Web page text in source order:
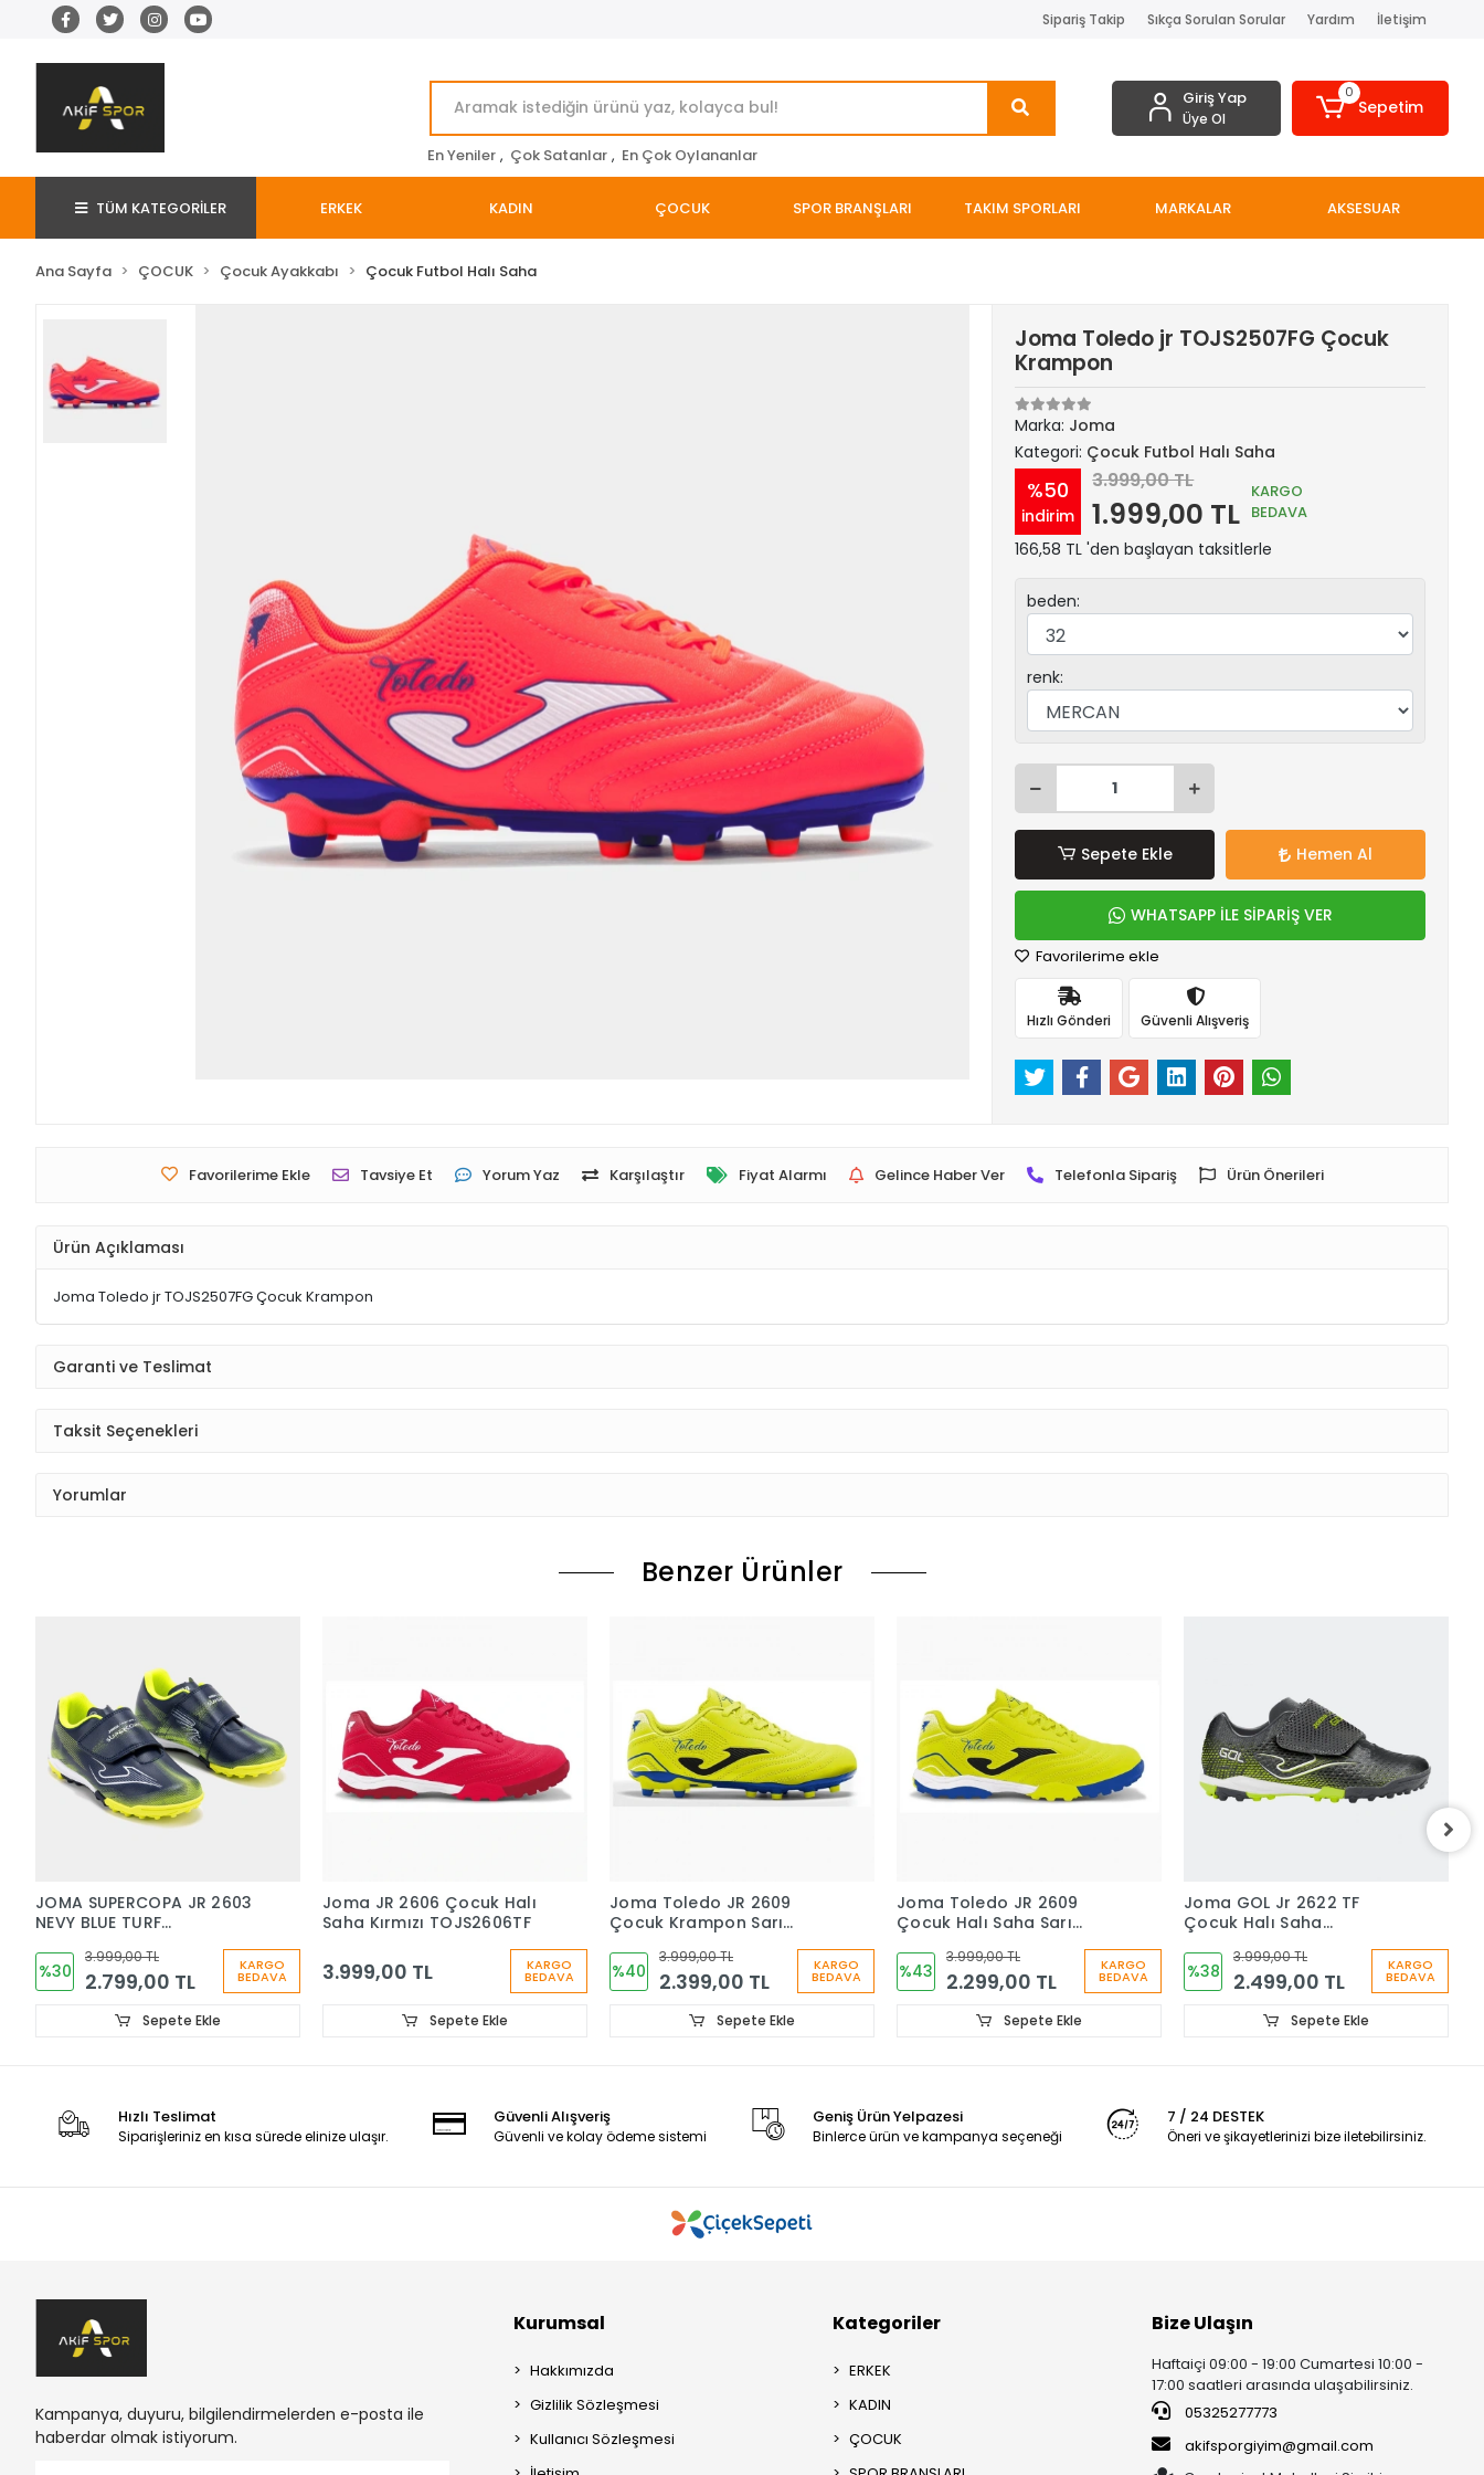
Sipariş Takip Sıkça Sorulan Sorular Yardım İletişim
En Yeniler , Çok Satanlar , En Çok Oylananlar
Giriş Yap
Üye Ol
0
Sepetim
TÜM KATEGORİLER ERKEK KADIN ÇOCUK SPOR BRANŞLARI TAKIM SPORLARI MARKALAR AKSESUAR
Ana Sayfa ÇOCUK Çocuk Ayakkabı Çocuk Futbol Halı Saha
Joma Toledo jr TOJS2507FG Çocuk
Krampon
Marka: Joma
Kategori: Çocuk Futbol Halı Saha
%50
indirim
3.999,00 TL
1.999,00 TL
KARGO
BEDAVA
166,58 TL 'den başlayan taksitlerle
beden:
renk:
Sepete Ekle Hemen Al
WHATSAPP İLE SİPARİŞ VER
Favorilerime ekle
Hızlı Gönderi Güvenli Alışveriş
Favorilerime Ekle Tavsiye Et Yorum Yaz Karşılaştır Fiyat Alarmı Gelince Haber Ver Telefonla Sipariş Ürün Önerileri
Ürün Açıklaması
Joma Toledo jr TOJS2507FG Çocuk Krampon
Garanti ve Teslimat
Taksit Seçenekleri
Yorumlar
Benzer Ürünler
JOMA SUPERCOPA JR 2603
NEVY BLUE TURF
SAHA
%30
3.999,00 TL
2.799,00 TL
KARGO
BEDAVA
Sepete Ekle
Joma JR 2606 Çocuk Halı
Saha Kırmızı TOJS2606TF
3.999,00 TL KARGO
BEDAVA
Sepete Ekle
Joma Toledo JR 2609
Çocuk Krampon Sarı
%40
3.999,00 TL
2.399,00 TL
KARGO
BEDAVA
Sepete Ekle
Joma Toledo JR 2609
Çocuk Halı Saha Sarı
%43
3.999,00 TL
2.299,00 TL
KARGO
BEDAVA
Sepete Ekle
Joma GOL Jr ​​2622 TF
Çocuk Halı Saha
%38
3.999,00 TL
2.499,00 TL
KARGO
BEDAVA
Sepete Ekle
Hızlı Teslimat
Siparişleriniz en kısa sürede elinize ulaşır.
Güvenli Alışveriş
Güvenli ve kolay ödeme sistemi
Geniş Ürün Yelpazesi
Binlerce ürün ve kampanya seçeneği
7 / 24 DESTEK
Öneri ve şikayetlerinizi bize iletebilirsiniz.
Kampanya, duyuru, bilgilendirmelerden e-posta ile
haberdar olmak istiyorum.
Kurumsal
Hakkımızda
Gizlilik Sözleşmesi
Kullanıcı Sözleşmesi
Kategoriler
ERKEK
KADIN
ÇOCUK
Bize Ulaşın
Haftaiçi 09:00 - 19:00 Cumartesi 10:00 -
17:00 saatleri arasında ulaşabilirsiniz.
05325277773
akifsporgiyim@gmail.com